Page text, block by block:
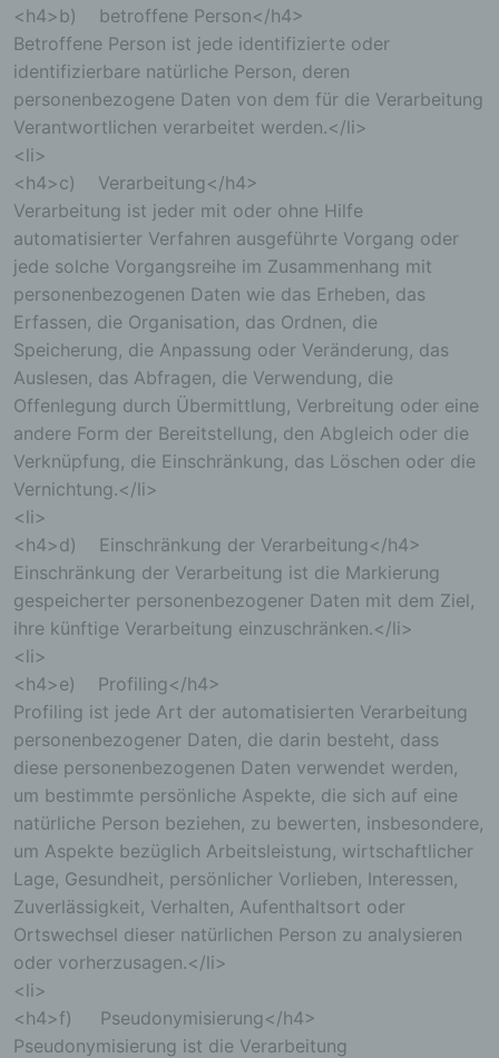
<h4>b) betroffene Person</h4>
Betroffene Person ist jede identifizierte oder
identifizierbare natürliche Person, deren
personenbezogene Daten von dem für die Verarbeitung
Verantwortlichen verarbeitet werden.</li>
<li>
<h4>c) Verarbeitung</h4>
Verarbeitung ist jeder mit oder ohne Hilfe
automatisierter Verfahren ausgeführte Vorgang oder
jede solche Vorgangsreihe im Zusammenhang mit
personenbezogenen Daten wie das Erheben, das
Erfassen, die Organisation, das Ordnen, die
Speicherung, die Anpassung oder Veränderung, das
Auslesen, das Abfragen, die Verwendung, die
Offenlegung durch Übermittlung, Verbreitung oder eine
andere Form der Bereitstellung, den Abgleich oder die
Verknüpfung, die Einschränkung, das Löschen oder die
Vernichtung.</li>
<li>
<h4>d) Einschränkung der Verarbeitung</h4>
Einschränkung der Verarbeitung ist die Markierung
gespeicherter personenbezogener Daten mit dem Ziel,
ihre künftige Verarbeitung einzuschränken.</li>
<li>
<h4>e) Profiling</h4>
Profiling ist jede Art der automatisierten Verarbeitung
personenbezogener Daten, die darin besteht, dass
diese personenbezogenen Daten verwendet werden,
um bestimmte persönliche Aspekte, die sich auf eine
natürliche Person beziehen, zu bewerten, insbesondere,
um Aspekte bezüglich Arbeitsleistung, wirtschaftlicher
Lage, Gesundheit, persönlicher Vorlieben, Interessen,
Zuverlässigkeit, Verhalten, Aufenthaltsort oder
Ortswechsel dieser natürlichen Person zu analysieren
oder vorherzusagen.</li>
<li>
<h4>f) Pseudonymisierung</h4>
Pseudonymisierung ist die Verarbeitung